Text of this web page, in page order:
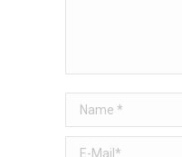
Name *
E-Mail *